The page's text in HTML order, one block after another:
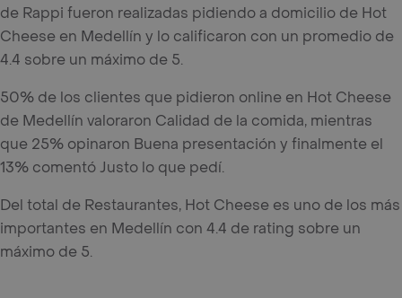
de Rappi fueron realizadas pidiendo a domicilio de Hot
Cheese en Medellín y lo calificaron con un promedio de
4.4 sobre un máximo de 5.
50% de los clientes que pidieron online en Hot Cheese
de Medellín valoraron Calidad de la comida, mientras
que 25% opinaron Buena presentación y finalmente el
13% comentó Justo lo que pedí.
Del total de Restaurantes, Hot Cheese es uno de los más
importantes en Medellín con 4.4 de rating sobre un
máximo de 5.